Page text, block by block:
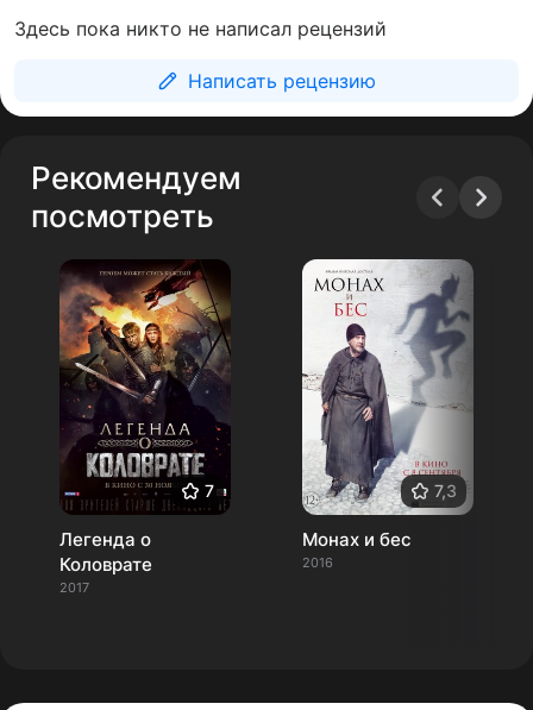
Здесь пока никто не написал рецензий
Написать рецензию
Рекомендуем
посмотреть
7
Легенда о
Коловрате
2017
7,3
Монах и бес
2016